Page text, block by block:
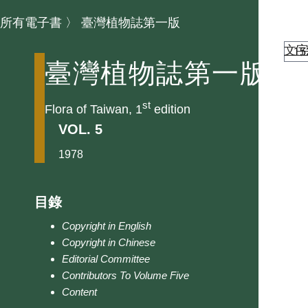
所有電子書 〉 臺灣植物誌第一版
臺灣植物誌第一版
Flora of Taiwan, 1st edition
VOL. 5
1978
目錄
Copyright in English
Copyright in Chinese
Editorial Committee
Contributors To Volume Five
Content
文